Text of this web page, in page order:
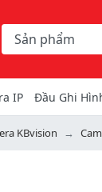
Chọn danh mục
Từ khóa hoặc mã
IP Đầu Ghi
KBvision